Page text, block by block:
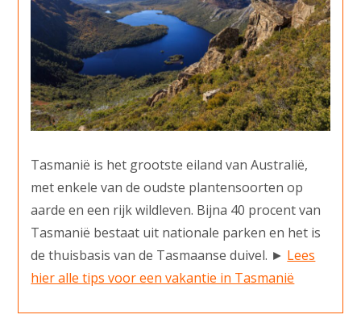
Tasmanië is het grootste eiland van Australië,
met enkele van de oudste plantensoorten op
aarde en een rijk wildleven. Bijna 40 procent van
Tasmanië bestaat uit nationale parken en het is
de thuisbasis van de Tasmaanse duivel. ► Lees
hier alle tips voor een vakantie in Tasmanië